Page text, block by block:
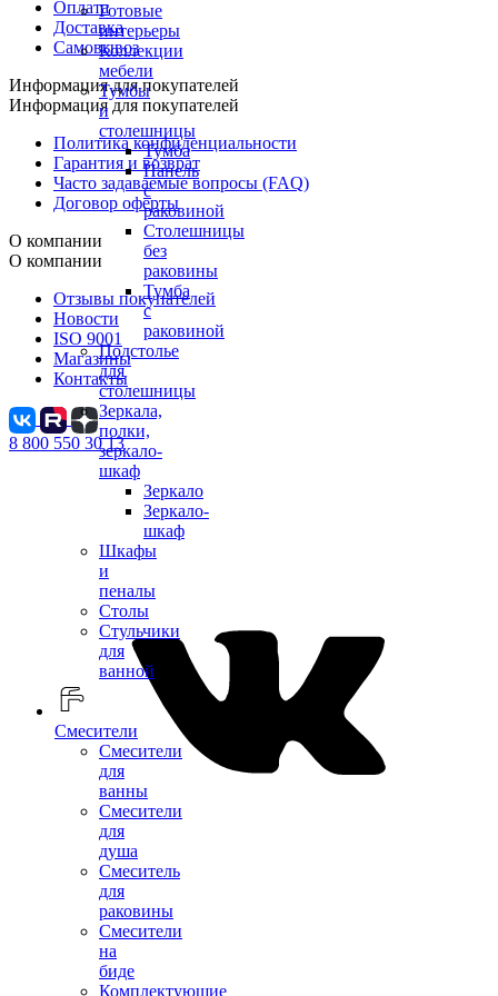
Готовые
интерьеры
Коллекции
мебели
Тумбы
и
столешницы
Тумба
Панель
с
раковиной
Столешницы
без
раковины
Тумба
с
раковиной
Подстолье
для
столешницы
Зеркала,
полки,
зеркало-
шкаф
Зеркало
Зеркало-
шкаф
Шкафы
и
пеналы
Столы
Стульчики
для
ванной
Смесители
Смесители
для
ванны
Смесители
для
душа
Смеситель
для
раковины
Смесители
на
биде
Комплектующие
Оплата
Доставка
Самовывоз
Информация для покупателей
Информация для покупателей
Политика конфиденциальности
Гарантия и возврат
Часто задаваемые вопросы (FAQ)
Договор оферты
О компании
О компании
Отзывы покупателей
Новости
ISO 9001
Магазины
Контакты
8 800 550 30 13